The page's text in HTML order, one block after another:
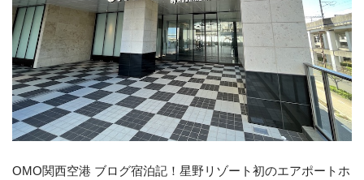
OMO関西空港 ブログ宿泊記！星野リゾート初のエアポートホ